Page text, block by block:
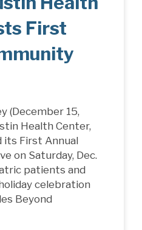
First
(December 15,
Health Center,
its First Annual
on Saturday, Dec.
patients and
celebration
Beyond